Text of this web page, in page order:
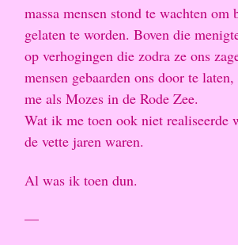
massa mensen stond te wachten om
gelaten te worden. Boven die
op verhogingen die zodra ze ons
mensen gebaarden ons door te
me als Mozes in de Rode Zee.
Wat ik me toen ook niet realiseerde
de vette jaren waren.
Al was ik toen dun.
—